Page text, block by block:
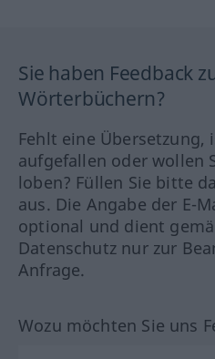
Sie haben Feedback
Wörterbüchern?
Fehlt eine Übersetzung,
aufgefallen oder wollen
loben? Füllen Sie bitte
aus. Die Angabe der E-
optional und dient
Datenschutz nur zur
Anfrage.
Wozu möchten Sie uns